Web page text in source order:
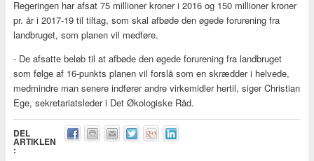
Regeringen har afsat 75 millioner kroner i 2016 og 150 millioner kroner
pr. år i 2017-19 til tiltag, som skal afbøde den øgede forurening fra
landbruget, som planen vil medføre.
- De afsatte beløb til at afbøde den øgede forurening fra landbruget
som følge af 16-punkts planen vil forslå som en skrædder i helvede,
medmindre man senere indfører andre virkemidler hertil, siger Christian
Ege, sekretariatsleder i Det Økologiske Råd.
DEL
ARTIKLEN
: